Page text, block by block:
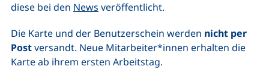
diese bei den News veröffentlicht.
Die Karte und der Benutzerschein werden nicht per
Postversandt. Neue Mitarbeiter*innen erhalten die
Karte ab ihrem ersten Arbeitstag.